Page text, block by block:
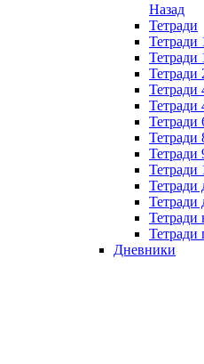
Назад
Тетради
Тетради
Тетради
Тетради
Тетради
Тетради
Тетради
Тетради
Тетради
Тетради
Тетради
Тетради
Тетради
Тетради
Дневники